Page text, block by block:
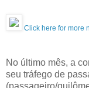
Click here for more
No último mês, a
seu tráfego de
(passageiro/